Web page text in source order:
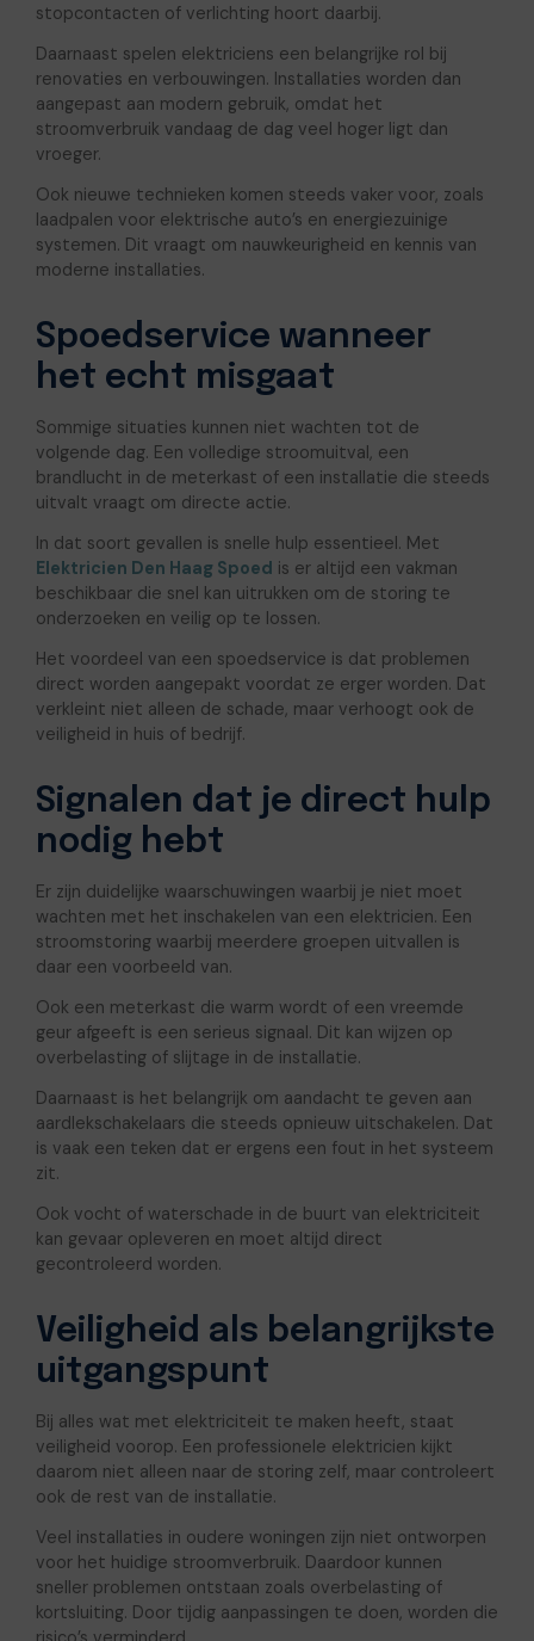
stopcontacten of verlichting hoort daarbij.
Daarnaast spelen elektriciens een belangrijke rol bij
renovaties en verbouwingen. Installaties worden dan
aangepast aan modern gebruik, omdat het
stroomverbruik vandaag de dag veel hoger ligt dan
vroeger.
Ook nieuwe technieken komen steeds vaker voor, zoals
laadpalen voor elektrische auto’s en energiezuinige
systemen. Dit vraagt om nauwkeurigheid en kennis van
moderne installaties.
Spoedservice wanneer
het echt misgaat
Sommige situaties kunnen niet wachten tot de
volgende dag. Een volledige stroomuitval, een
brandlucht in de meterkast of een installatie die steeds
uitvalt vraagt om directe actie.
In dat soort gevallen is snelle hulp essentieel. Met
Elektricien Den Haag Spoed is er altijd een vakman
beschikbaar die snel kan uitrukken om de storing te
onderzoeken en veilig op te lossen.
Het voordeel van een spoedservice is dat problemen
direct worden aangepakt voordat ze erger worden. Dat
verkleint niet alleen de schade, maar verhoogt ook de
veiligheid in huis of bedrijf.
Signalen dat je direct hulp
nodig hebt
Er zijn duidelijke waarschuwingen waarbij je niet moet
wachten met het inschakelen van een elektricien. Een
stroomstoring waarbij meerdere groepen uitvallen is
daar een voorbeeld van.
Ook een meterkast die warm wordt of een vreemde
geur afgeeft is een serieus signaal. Dit kan wijzen op
overbelasting of slijtage in de installatie.
Daarnaast is het belangrijk om aandacht te geven aan
aardlekschakelaars die steeds opnieuw uitschakelen. Dat
is vaak een teken dat er ergens een fout in het systeem
zit.
Ook vocht of waterschade in de buurt van elektriciteit
kan gevaar opleveren en moet altijd direct
gecontroleerd worden.
Veiligheid als belangrijkste
uitgangspunt
Bij alles wat met elektriciteit te maken heeft, staat
veiligheid voorop. Een professionele elektricien kijkt
daarom niet alleen naar de storing zelf, maar controleert
ook de rest van de installatie.
Veel installaties in oudere woningen zijn niet ontworpen
voor het huidige stroomverbruik. Daardoor kunnen
sneller problemen ontstaan zoals overbelasting of
kortsluiting. Door tijdig aanpassingen te doen, worden die